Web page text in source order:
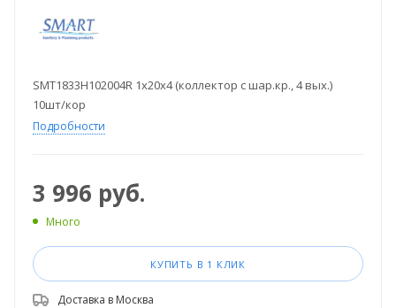
SMT1833Н102004R 1х20х4 (коллектор с шар.кр., 4 вых.)
10шт/кор
Подробности
3 996 руб.
Много
КУПИТЬ В 1 КЛИК
Доставка в Москва